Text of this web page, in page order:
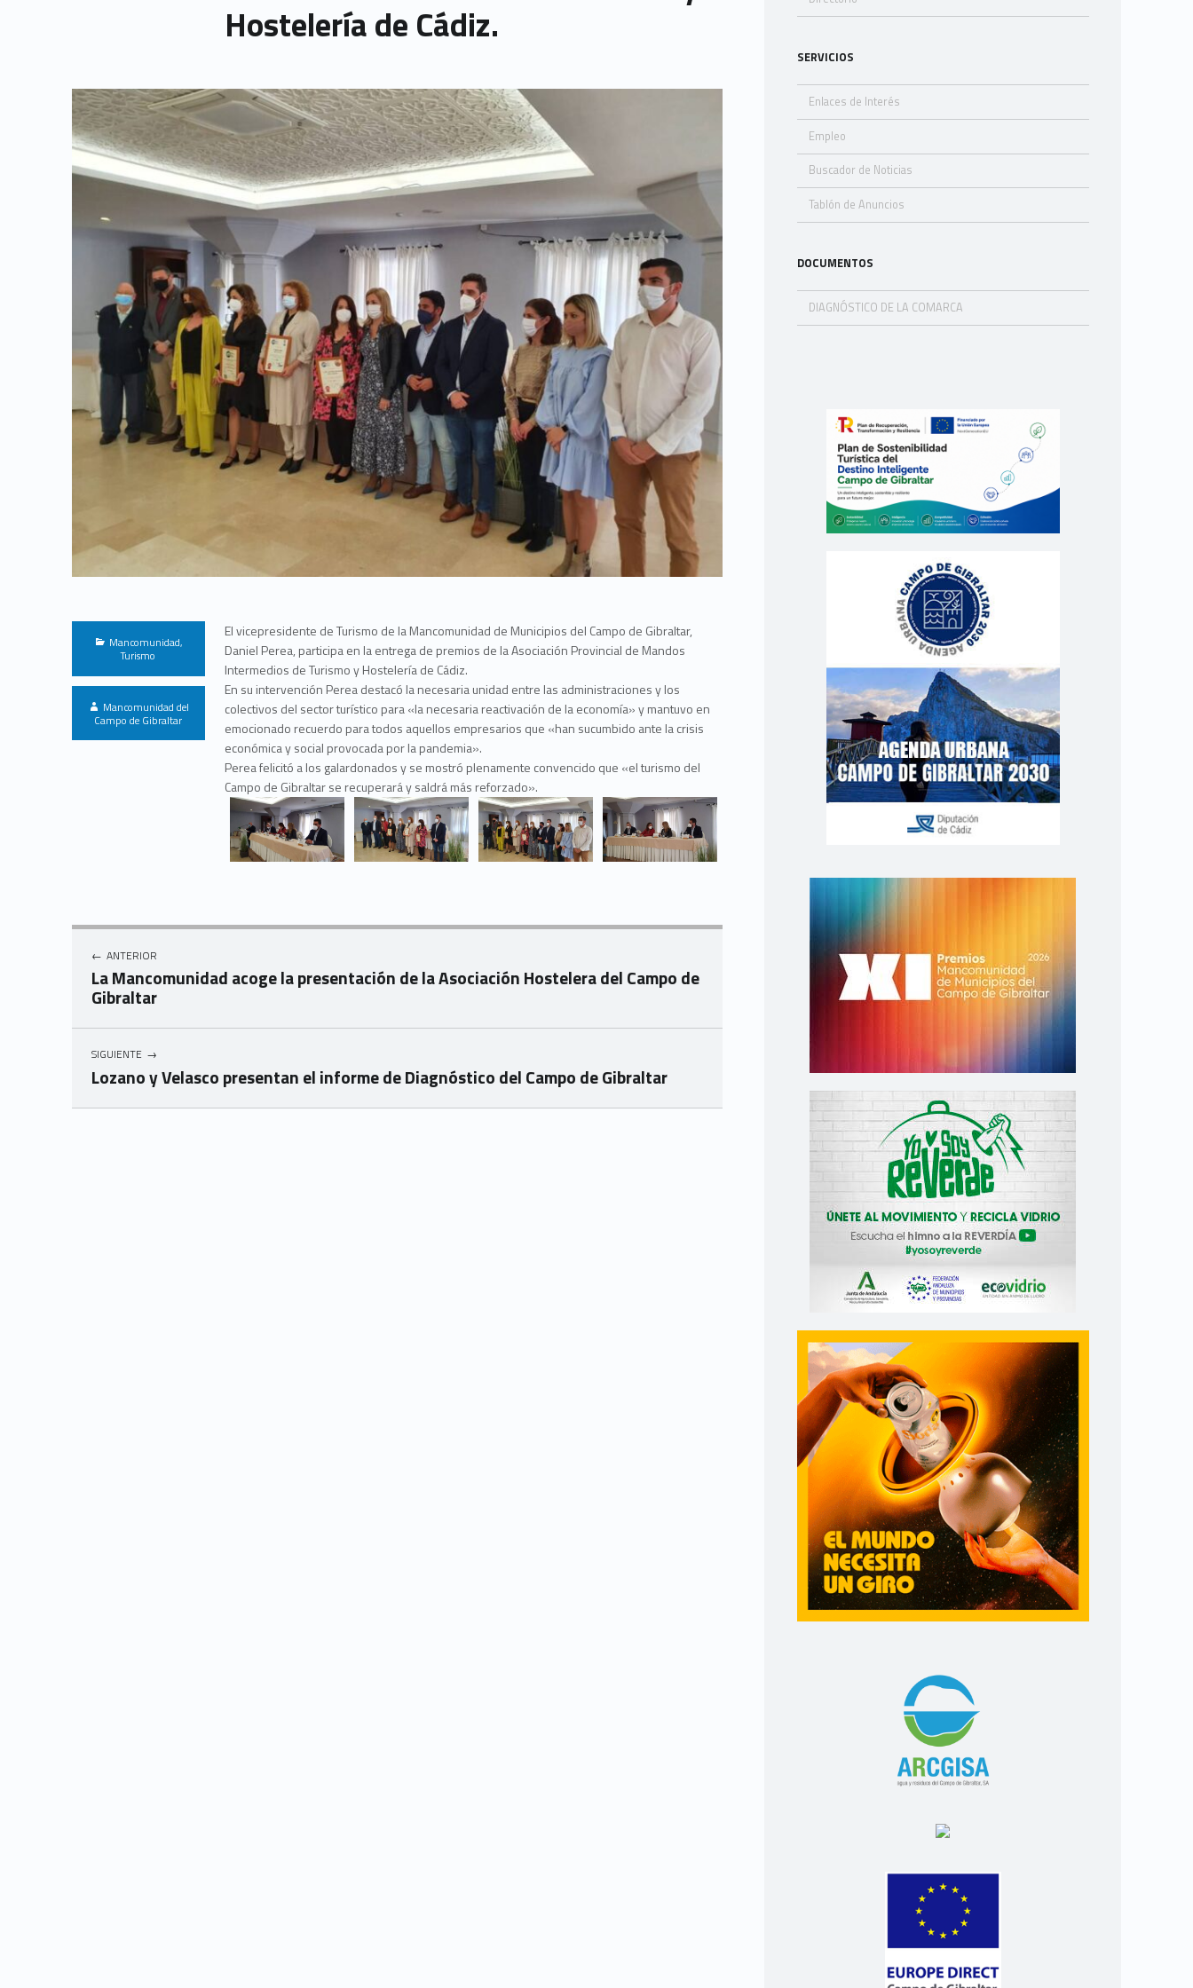
Hostelería de Cádiz.
El vicepresidente de Turismo de la Mancomunidad de Municipios del Campo de Gibraltar,
Daniel Perea, participa en la entrega de premios de la Asociación Provincial de Mandos
Intermedios de Turismo y Hostelería de Cádiz.
En su intervención Perea destacó la necesaria unidad entre las administraciones y los
colectivos del sector turístico para «la necesaria reactivación de la economía» y mantuvo en
emocionado recuerdo para todos aquellos empresarios que «han sucumbido ante la crisis
económica y social provocada por la pandemia».
Perea felicitó a los galardonados y se mostró plenamente convencido que «el turismo del
Campo de Gibraltar se recuperará y saldrá más reforzado».
Categorized in:
Mancomunidad,
Turismo
Written by:
Mancomunidad del
Campo de Gibraltar
ANTERIOR
La Mancomunidad acoge la presentación de la Asociación Hostelera del Campo de
Gibraltar
SIGUIENTE
Lozano y Velasco presentan el informe de Diagnóstico del Campo de Gibraltar
SERVICIOS
Enlaces de Interés
Empleo
Buscador de Noticias
Tablón de Anuncios
DOCUMENTOS
DIAGNÓSTICO DE LA COMARCA